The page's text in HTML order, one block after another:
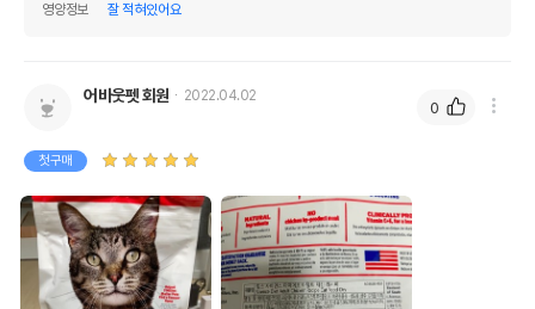
영양정보
영양정보
잘 적혀있어요
어바웃펫 회원 2022.04.02
첫구매
0